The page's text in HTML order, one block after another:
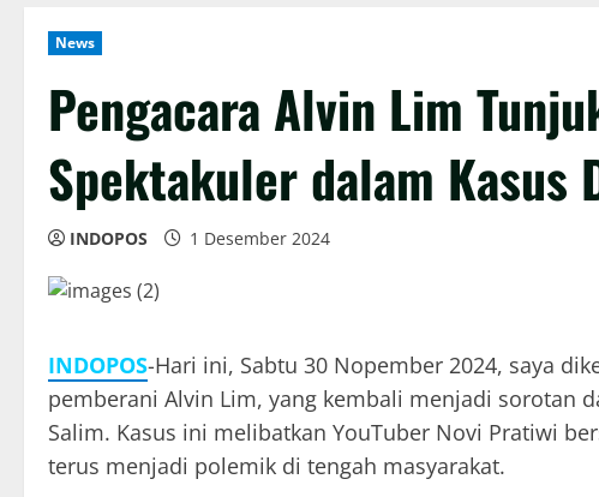
News
Pengacara Alvin Lim
Spektakuler dalam Kasus
INDOPOS 1 Desember 2024
INDOPOS-Hari ini, Sabtu 30 Nopember 2024, saya
pemberani Alvin Lim, yang kembali menjadi sorotan
Salim. Kasus ini melibatkan YouTuber Novi Pratiwi
terus menjadi polemik di tengah masyarakat.